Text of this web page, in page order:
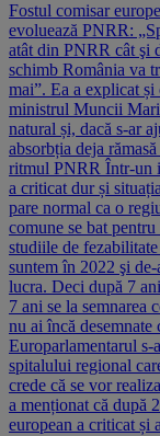
Fostul comisar
evoluează PNRR:
atât din PNRR cât şi
schimb România va
mai”. Ea a explicat și
ministrul Muncii
natural și, dacă s-ar
absorbția deja
ritmul PNRR Într-un
a criticat dur și
pare normal ca o
comune se bat
studiile de
suntem în 2022 şi
lucra. Deci după 7
7 ani se la semnarea
nu ai încă
Europarlamentarul s-
spitalului regional
crede că se vor
a menționat că după
european a criticat și